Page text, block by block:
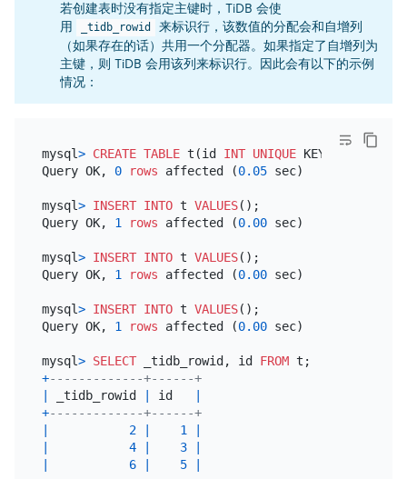
若创建表时没有指定主键时，TiDB 会使
用
_tidb_rowid
来标识行，该数值的分配会和自增列
（如果存在的话）共用一个分配器。如果指定了自增列为
主键，则 TiDB 会用该列来标识行。因此会有以下的示例
情况：
mysql> CREATE TABLE t(id INT UNIQUE KEY
Query OK, 0 rows affected (0.05 sec)
mysql> INSERT INTO t VALUES();
Query OK, 1 rows affected (0.00 sec)
mysql> INSERT INTO t VALUES();
Query OK, 1 rows affected (0.00 sec)
mysql> INSERT INTO t VALUES();
Query OK, 1 rows affected (0.00 sec)
mysql> SELECT _tidb_rowid, id FROM
+-------------+------+
_tidb_rowid id
+-------------+------+
2 1
4 3
6 5